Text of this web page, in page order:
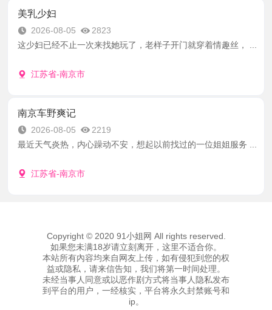
美乳少妇
2026-08-05
2823
这少妇已经不止一次来找她玩了，老样子开门就穿着情趣丝， ...
江苏省-南京市
南京车野爽记
2026-08-05
2219
最近天气炎热，内心躁动不安，想起以前找过的一位姐姐服务 ...
江苏省-南京市
Copyright © 2020 91小姐网 All rights reserved.
如果您未满18岁请立刻离开，这里不适合你。
本站所有內容均来自网友上传，如有侵犯到您的权
益或隐私，请来信告知，我们将第一时间处理。
未经当事人同意或以恶作剧方式将当事人隐私发布
到平台的用户，一经核实，平台将永久封禁账号和
ip。